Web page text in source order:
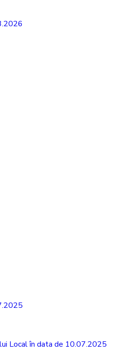
Local în data de 10.07.2025